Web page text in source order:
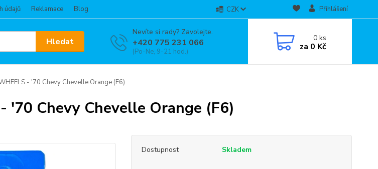
údajů Reklamace Blog CZK Přihlášení
Hledat
Nevíte si rady? Zavolejte.
+420 775 231 066
(Po-Ne, 9-21 hod.)
0ks
za 0 Kč
- '70 Chevy Chevelle Orange (F6)
'70 Chevy Chevelle Orange (F6)
Dostupnost Skladem